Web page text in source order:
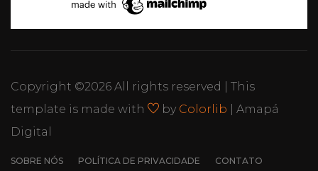
Copyright ©2026 All rights reserved | This
template is made with
by Colorlib | Amapá
Digital
SOBRE NÓS POLÍTICA DE PRIVACIDADE CONTATO